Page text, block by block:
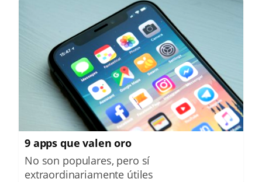
9 apps que valen oro
No son populares, pero sí
extraordinariamente útiles